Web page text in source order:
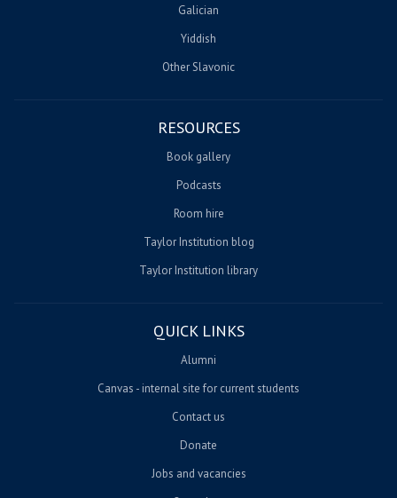
Galician
Yiddish
Other Slavonic
RESOURCES
Book gallery
Podcasts
Room hire
Taylor Institution blog
Taylor Institution library
QUICK LINKS
Alumni
Canvas - internal site for current students
Contact us
Donate
Jobs and vacancies